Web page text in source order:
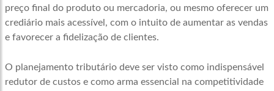
preço final do produto ou mercadoria, ou mesmo oferecer um
crediário mais acessível, com o intuito de aumentar as vendas
e favorecer a fidelização de clientes.
O planejamento tributário deve ser visto como indispensável
redutor de custos e como arma essencial na competitividade